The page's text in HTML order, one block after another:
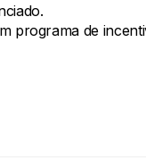
programa de